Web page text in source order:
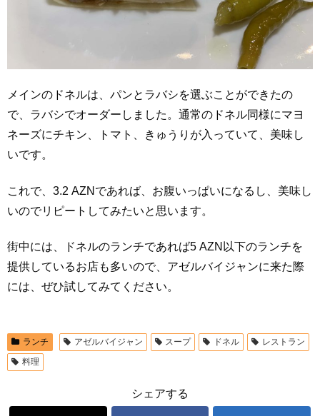
メインのドネルは、パンとラバシを選ぶことができたの
で、ラバシでオーダーしました。通常のドネル同様にマヨ
ネーズにチキン、トマト、きゅうりが入っていて、美味し
いです。
これで、3.2 AZNであれば、お腹いっぱいになるし、美味し
いのでリピートしてみたいと思います。
街中には、ドネルのランチであれば5 AZN以下のランチを
提供しているお店も多いので、アゼルバイジャンに来た際
には、ぜひ試してみてください。
ランチ アゼルバイジャン スープ ドネル
レストラン
料理
シェアする